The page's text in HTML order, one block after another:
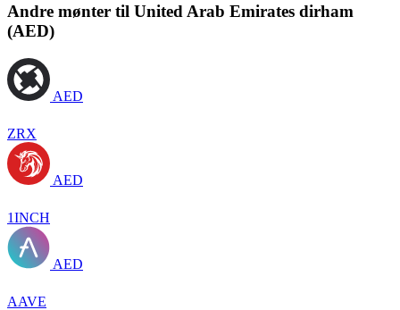
Andre mønter til United Arab Emirates dirham
(AED)
AED
ZRX
AED
1INCH
AED
AAVE